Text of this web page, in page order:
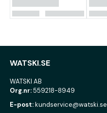
WATSKI.SE
WATSKI AB
Org.nr:559218-8949
E-post:kundservice@watski.se